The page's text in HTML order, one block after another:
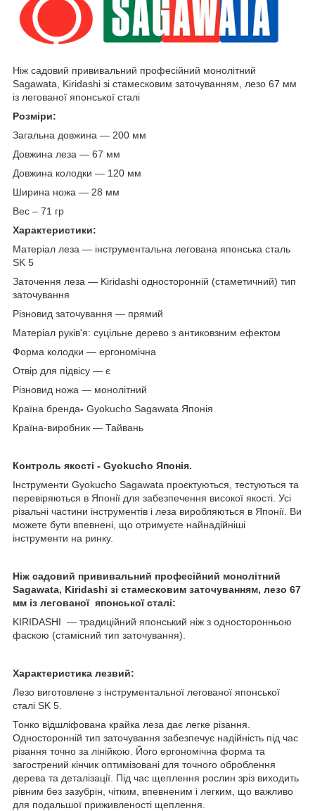
Ніж садовий прививальний професійний монолітний
Sagawata, Kiridashi зі стамесковим заточуванням, лезо 67 мм
із легованої японської сталі
Розміри:
Загальна довжина — 200 мм
Довжина леза — 67 мм
Довжина колодки — 120 мм
Ширина ножа — 28 мм
Вес – 71 гр
Характеристики:
Матеріал леза — інструментальна легована японська сталь
SK 5
Заточення леза — Kiridashi односторонній (стаметичний) тип
заточування
Різновид заточування — прямий
Матеріал руків'я: суцільне дерево з антиковзним ефектом
Форма колодки — ергономічна
Отвір для підвісу — є
Різновид ножа — монолітний
Країна бренда- Gyokucho Sagawata Японія
Країна-виробник — Тайвань
Контроль якості - Gyokucho Японія.
Інструменти Gyokucho Sagawata проєктуються, тестуються та
перевіряються в Японії для забезпечення високої якості. Усі
різальні частини інструментів і леза виробляються в Японії. Ви
можете бути впевнені, що отримуєте найнадійніші
інструменти на ринку.
Ніж садовий прививальний професійний монолітний
Sagawata, Kiridashi зі стамесковим заточуванням, лезо 67
мм із легованої японської сталі:
KIRIDASHI — традиційний японський ніж з односторонньою
фаскою (стамісний тип заточування).
Характеристика лезвий:
Лезо виготовлене з інструментальної легованої японської
сталі SK 5.
Тонко відшліфована крайка леза дає легке різання.
Односторонній тип заточування забезпечує надійність під час
різання точно за лінійкою. Його ергономічна форма та
загострений кінчик оптимізовані для точного оброблення
дерева та деталізації. Під час щеплення рослин зріз виходить
рівним без зазубрін, чітким, впевненим і легким, що важливо
для подальшої приживленості щеплення.